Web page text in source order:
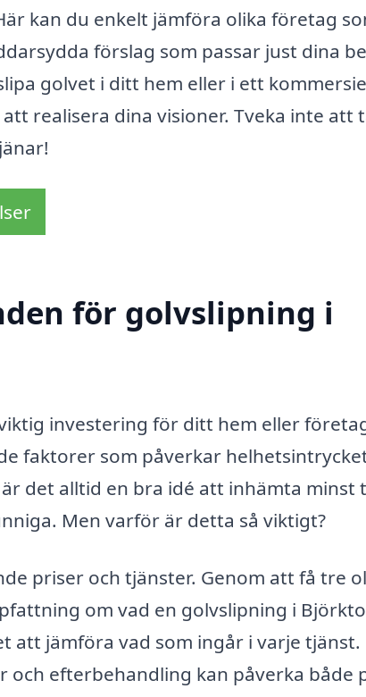
kan du enkelt jämföra olika företag
förslag som passar just dina
golvet i ditt hem eller i ett
realisera dina visioner. Tveka inte att
för golvslipning i
investering för ditt hem eller
faktorer som påverkar
det alltid en bra idé att inhämta minst
Men varför är detta så viktigt?
priser och tjänster. Genom att få tre
om vad en golvslipning i
att jämföra vad som ingår i varje tjänst.
efterbehandling kan påverka både